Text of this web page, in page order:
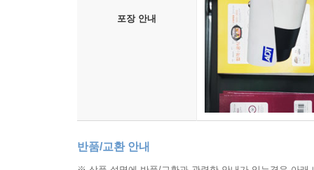
포장 안내
반품/교환 안내